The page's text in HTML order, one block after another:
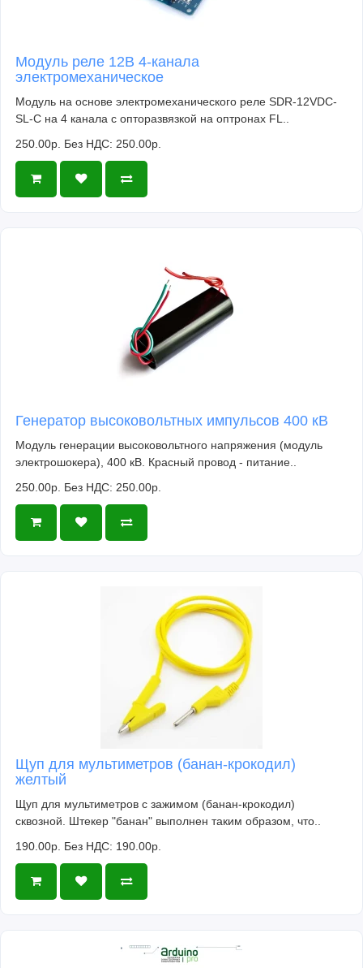
Модуль реле 12В 4-канала
электромеханическое
Модуль на основе электромеханического реле SDR-12VDC-
SL-C на 4 канала с опторазвязкой на оптронах FL..
250.00р. Без НДС: 250.00р.
Генератор высоковольтных импульсов 400 кВ
Модуль генерации высоковольтного напряжения (модуль
электрошокера), 400 кВ. Красный провод - питание..
250.00р. Без НДС: 250.00р.
Щуп для мультиметров (банан-крокодил)
желтый
Щуп для мультиметров с зажимом (банан-крокодил)
сквозной. Штекер "банан" выполнен таким образом, что..
190.00р. Без НДС: 190.00р.